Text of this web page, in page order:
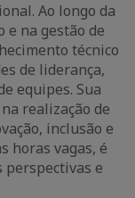
Ao longo da
e na gestão de
técnico
de liderança,
equipes. Sua
realização de
inclusão e
horas vagas, é
perspectivas e